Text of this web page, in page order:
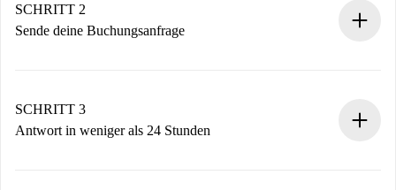
Du erhältst alle notwendigen Informationen im Voraus.
SCHRITT 2
Sende deine Buchungsanfrage
Denk daran, dass wir dich erst belasten, wenn der
Vermieter zustimmt.
SCHRITT 3
Antwort in weniger als 24 Stunden